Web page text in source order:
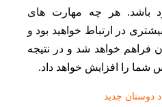
باشد. هر چه مهارت های
در ارتباط خواهید بود و
فراهم خواهد شد و در نتیجه
شما را افزایش خواهد داد.
دوستان جدید